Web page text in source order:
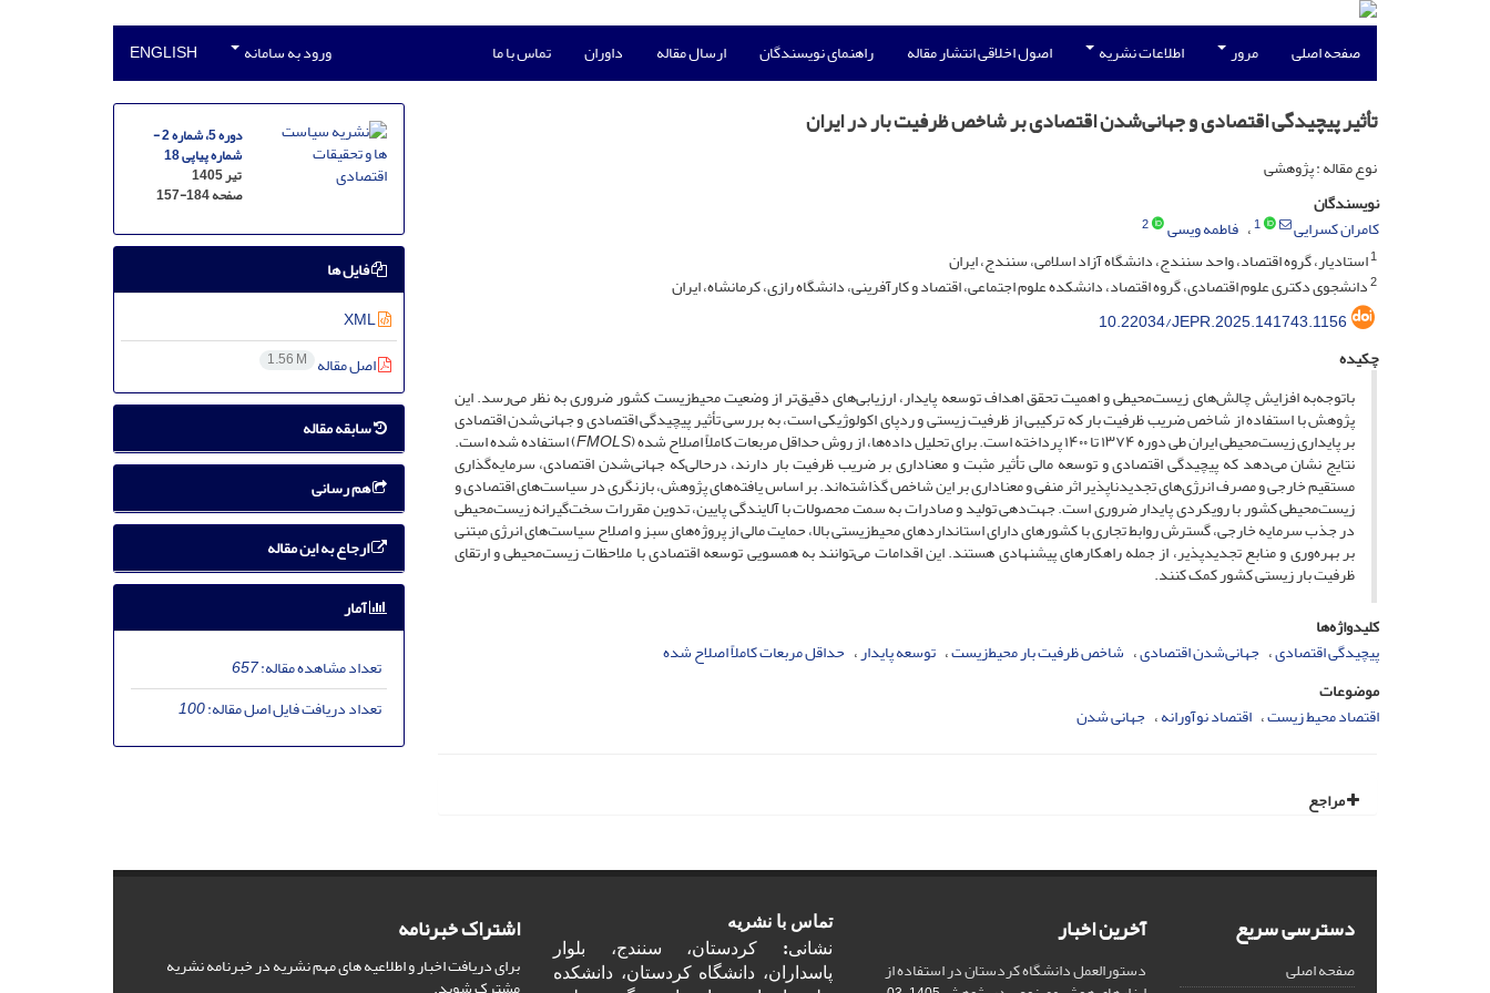
صفحه اصلی مرور اطلاعات نشریه اصول اخلاقی انتشار مقاله راهنمای نویسندگان ارسال مقاله داوران تماس با ما ورود به سامانه ENGLISH
تأثیر پیچیدگی اقتصادی و جهانی‌شدن اقتصادی بر شاخص ظرفیت بار در ایران
نوع مقاله : پژوهشی
نویسندگان
کامران کسرایی
1 فاطمه ویسی
2
1استادیار، گروه اقتصاد، واحد سنندج، دانشگاه آزاد اسلامی، سنندج، ایران
2دانشجوی دکتری علوم اقتصادی، گروه اقتصاد، دانشکده علوم اجتماعی، اقتصاد و کارآفرینی، دانشگاه رازی، کرمانشاه، ایران
10.22034/JEPR.2025.141743.1156
چکیده
باتوجه‌به افزایش چالش‌های زیست‌محیطی و اهمیت تحقق اهداف توسعه پایدار، ارزیابی‌های دقیق‌تر از وضعیت محیط‌زیست کشور ضروری به نظر می‌رسد. این
پژوهش با استفاده از شاخص ضریب ظرفیت بار که ترکیبی از ظرفیت زیستی و ردپای اکولوژیکی است، به بررسی تأثیر پیچیدگی اقتصادی و جهانی‌شدن اقتصادی
بر پایداری زیست‌محیطی ایران طی دوره ۱۳۷۴ تا ۱۴۰۰ پرداخته است. برای تحلیل داده‌ها، از روش حداقل مربعات کاملاً اصلاح شده ( FMOLS) استفاده شده است.
نتایج نشان می‌دهد که پیچیدگی اقتصادی و توسعه مالی تأثیر مثبت و معناداری بر ضریب ظرفیت بار دارند، درحالی‌که جهانی‌شدن اقتصادی، سرمایه‌گذاری
مستقیم خارجی و مصرف انرژی‌های تجدیدناپذیر اثر منفی و معناداری بر این شاخص گذاشته‌اند. بر اساس یافته‌های پژوهش، بازنگری در سیاست‌های اقتصادی و
زیست‌محیطی کشور با رویکردی پایدار ضروری است. جهت‌دهی تولید و صادرات به سمت محصولات با آلایندگی پایین، تدوین مقررات سخت‌گیرانه زیست‌محیطی
در جذب سرمایه خارجی، گسترش روابط تجاری با کشورهای دارای استانداردهای محیط‌زیستی بالا، حمایت مالی از پروژه‌های سبز و اصلاح سیاست‌های انرژی مبتنی
بر بهره‌وری و منابع تجدیدپذیر، از جمله راهکارهای پیشنهادی هستند. این اقدامات می‌توانند به همسویی توسعه اقتصادی با ملاحظات زیست‌محیطی و ارتقای
ظرفیت بار زیستی کشور کمک کنند.
کلیدواژه‌ها
پیچیدگی اقتصادی جهانی‌شدن اقتصادی شاخص ظرفیت بار محیط‌زیست توسعه پایدار حداقل مربعات کاملاً اصلاح شده
موضوعات
اقتصاد محیط زیست اقتصاد نوآورانه جهانی شدن
مراجع
دوره 5، شماره 2 -
شماره پیاپی 18
تیر 1405
صفحه157-184
فایل ها
XML
اصل مقاله 1.56 M
سابقه مقاله
هم رسانی
ارجاع به این مقاله
آمار
تعداد مشاهده مقاله:657
تعداد دریافت فایل اصل مقاله:100
دسترسی سریع
صفحه اصلی
آخرین اخبار
دستورالعمل دانشگاه کردستان در استفاده از
تماس با نشریه
نشانی: کردستان، سنندج، بلوار
پاسداران، دانشگاه کردستان، دانشکده
اشتراک خبرنامه
برای دریافت اخبار و اطلاعیه های مهم نشریه در خبرنامه نشریه